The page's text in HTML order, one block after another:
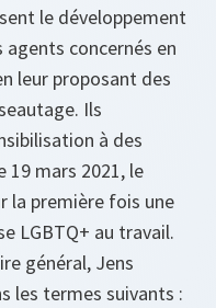
le développement
concernés en
leur proposant des
Ils
à des
19 mars 2021, le
la première fois une
LGBTQ+ au travail.
général, Jens
les termes suivants :